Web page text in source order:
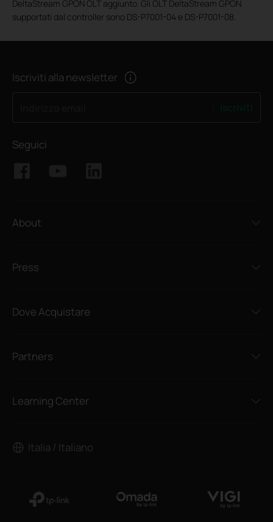
DeltaStream GPON OLT aggiunto. Gli OLT DeltaStream GPON
supportati dal controller sono DS-P7001-04 e DS-P7001-08.
Iscriviti alla newsletter
Seguici
About
Press
Dove Acquistare
Partners
Learning Center
Italia / Italiano